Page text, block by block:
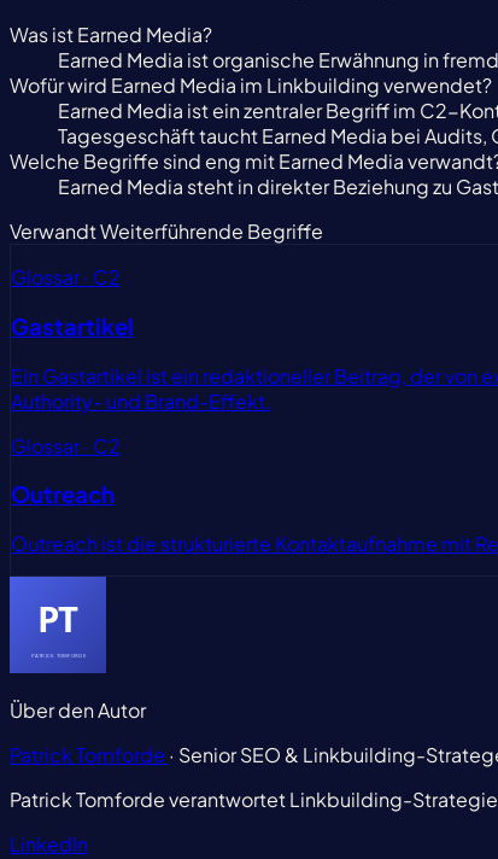
Was ist Earned Media?
Earned Media ist organische Erwähnung in
Wofür wird Earned Media im Linkbuilding verwendet?
Earned Media ist ein zentraler Begriff im C2-
Tagesgeschäft taucht Earned Media bei
Welche Begriffe sind eng mit Earned Media
Earned Media steht in direkter Beziehung zu
VerwandtWeiterführende Begriffe
Glossar · C2
Gastartikel
Ein Gastartikel ist ein redaktioneller Beitrag, der
Authority- und Brand-Effekt.
Glossar · C2
Outreach
Outreach ist die strukturierte Kontaktaufnahme mit
Über den Autor
Patrick Tomforde · Senior SEO & Linkbuilding-
Patrick Tomforde verantwortet Linkbuilding-
LinkedIn